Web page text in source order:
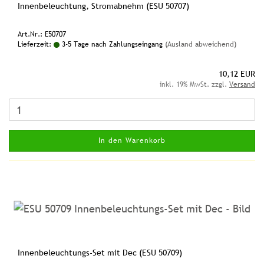
Innenbeleuchtung, Stromabnehm (ESU 50707)
Art.Nr.: E50707
Lieferzeit:
3-5 Tage nach Zahlungseingang (Ausland abweichend)
10,12 EUR
inkl. 19% MwSt. zzgl. Versand
In den Warenkorb
Innenbeleuchtungs-Set mit Dec (ESU 50709)